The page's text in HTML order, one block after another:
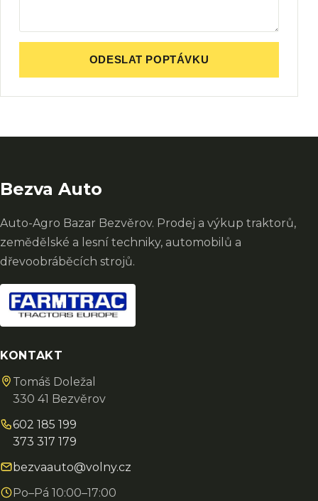
ODESLAT POPTÁVKU
Bezva Auto
Auto-Agro Bazar Bezvěrov. Prodej a výkup traktorů,
zemědělské a lesní techniky, automobilů a
dřevoobráběcích strojů.
KONTAKT
Tomáš Doležal
330 41 Bezvěrov
602 185 199
373 317 179
bezvaauto@volny.cz
Po–Pá 10:00–17:00